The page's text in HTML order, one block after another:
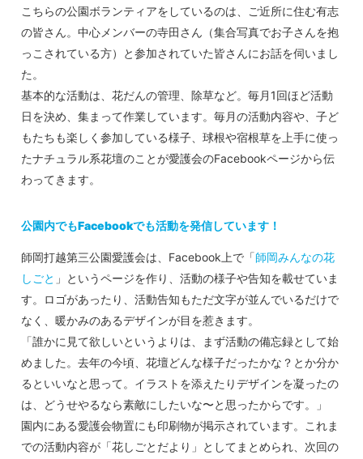
こちらの公園ボランティアをしているのは、ご近所に住む有志
の皆さん。中心メンバーの寺田さん（集合写真でお子さんを抱
っこされている方）と参加されていた皆さんにお話を伺いまし
た。
基本的な活動は、花だんの管理、除草など。毎月1回ほど活動
日を決め、集まって作業しています。毎月の活動内容や、子ど
もたちも楽しく参加している様子、球根や宿根草を上手に使っ
たナチュラル系花壇のことが愛護会のFacebookページから伝
わってきます。
公園内でもFacebookでも活動を発信しています！
師岡打越第三公園愛護会は、Facebook上で「師岡みんなの花
しごと 」というページを作り、活動の様子や告知を載せていま
す。ロゴがあったり、活動告知もただ文字が並んでいるだけで
なく、暖かみのあるデザインが目を惹きます。
「誰かに見て欲しいというよりは、まず活動の備忘録として始
めました。去年の今頃、花壇どんな様子だったかな？とか分か
るといいなと思って。イラストを添えたりデザインを凝ったの
は、どうせやるなら素敵にしたいな〜と思ったからです。」
園内にある愛護会物置にも印刷物が掲示されています。これま
での活動内容が「花しごとだより」としてまとめられ、次回の